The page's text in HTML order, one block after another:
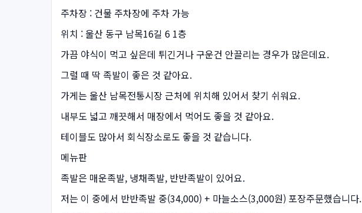
주차장 : 건물 주차장에 주차 가능
위치 : 울산 동구 남목16길 6 1층
가끔 야식이 먹고 싶은데 튀긴거나 구운건 안끌리는 경우가 많은데요.
그럴 때 딱 족발이 좋은 것 같아요.
가게는 울산 남목전통시장 근처에 위치해 있어서 찾기 쉬워요.
내부도 넓고 깨끗해서 매장에서 먹어도 좋을 것 같아요.
테이블도 많아서 회식장소로도 좋을 것 같습니다.
메뉴판
족발은 매운족발, 냉채족발, 반반족발이 있어요.
저는 이 중에서 반반족발 중(34,000) + 마늘소스(3,000원) 포장주문했습니다.